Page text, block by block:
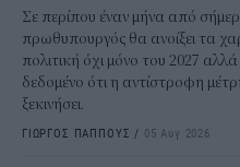
Σε περίπου έναν μήνα από
πρωθυπουργός θα ανοίξει τα
πολιτική όχι μόνο του 2027
δεδομένο ότι η αντίστροφη
ξεκινήσει.
ΓΙΩΡΓΟΣ ΠΑΠΠΟΥΣ / 05 Αυγ 2026